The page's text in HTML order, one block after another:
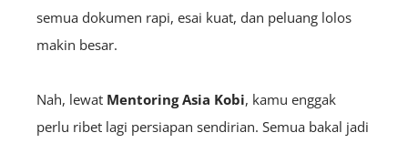
semua dokumen rapi, esai kuat, dan peluang lolos
makin besar.
Nah, lewat Mentoring Asia Kobi, kamu enggak
perlu ribet lagi persiapan sendirian. Semua bakal jadi